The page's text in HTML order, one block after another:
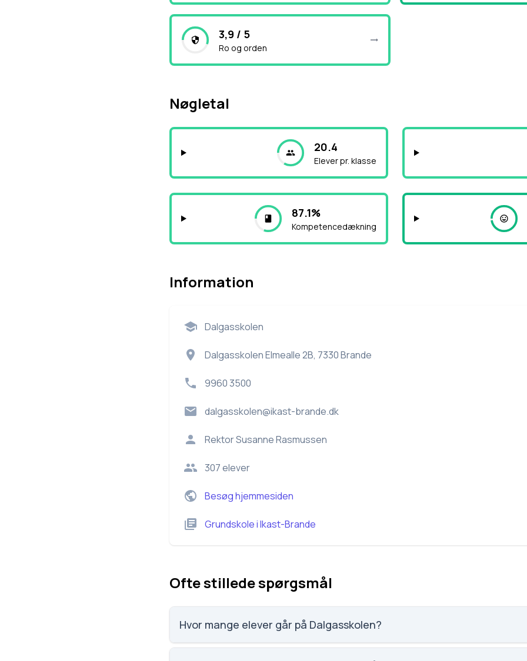
3,9 / 5
Ro og orden
Nøgletal
20.4
Elever pr. klasse
87.1%
Kompetencedækning
Information
Dalgasskolen
Dalgasskolen Elmealle 2B, 7330 Brande
9960 3500
dalgasskolen@ikast-brande.dk
RektorSusanne Rasmussen
307elever
Besøg hjemmesiden
GrundskoleiIkast-Brande
Ofte stillede spørgsmål
Hvor mange elever går på Dalgasskolen?
Dalgasskolen har 307 elever, hvilket gør den til nummer 911 ud af 3143 skoler.